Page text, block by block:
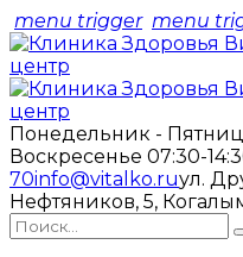
menu trigger menu
Понедельник -
Воскресенье 07:30-
70info@vitalko.ruул.
Нефтяников, 5,